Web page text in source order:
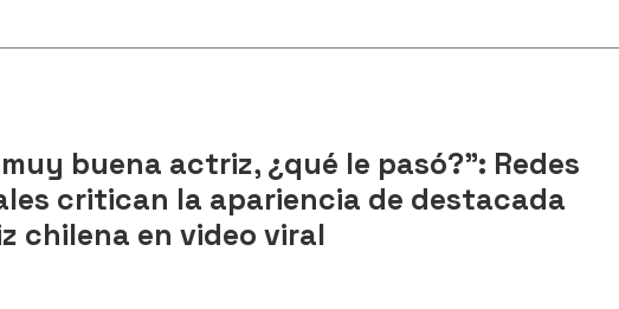
buena actriz, ¿qué le pasó?": Redes
critican la apariencia de destacada
chilena en video viral